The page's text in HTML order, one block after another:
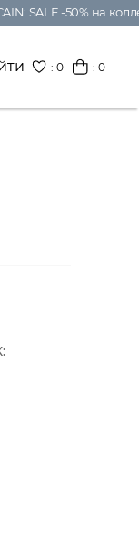
SALE -50% на
:0 : 0